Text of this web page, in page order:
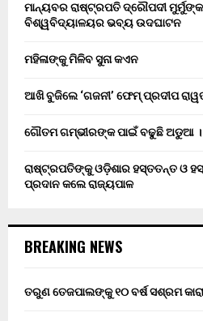
ମାନ୍ୟବର ରାଷ୍ଟ୍ରପତି ଦ୍ରୌପଦୀ
ବିଶ୍ୱବିଦ୍ୟାଳୟର ଭବ୍ୟ ଉଦଘାଟନ
ମହିଳାଙ୍କୁ ମିଳିବ ସୁନା କଏନ
ଆଖି ବୁଜିଲେ ‘ଗଜନୀ’ ଫେମ୍ ପ୍ରଦୀପ
ଗୌତମ ଗମ୍ଭୀରଙ୍କ ପାଇଁ ବଢୁଛି ଅଡୁଆ ।
ରାଷ୍ଟ୍ରପତିଙ୍କୁ ଓଡ଼ିଶାର ହସ୍ତତନ୍ତ ଓ
ପ୍ରଦାନ କଲେ ରାଜ୍ୟପାଳ
BREAKING NEWS
ତରୁଣ ତେଜପାଲଙ୍କୁ ୧୦ ବର୍ଷ ସଶ୍ରମ